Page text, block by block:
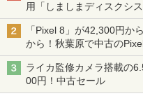
用「しましまディスクシス
「Pixel 8」が42,300円か
から！秋葉原で中古の
ライカ監修カメラ搭載の
00円！中古セール